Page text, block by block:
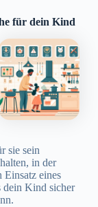
für dein Kind
sie sein
in der
Einsatz eines
dein Kind sicher